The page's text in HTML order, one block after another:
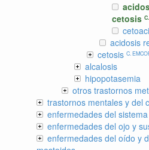
cetosis
acidosis
cetosis C.
alcalosis
hipopotasemia
otros trastornos
trastornos mentales y del
enfermedades del
enfermedades del ojo y
enfermedades del oído y